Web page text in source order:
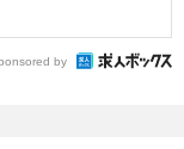
by